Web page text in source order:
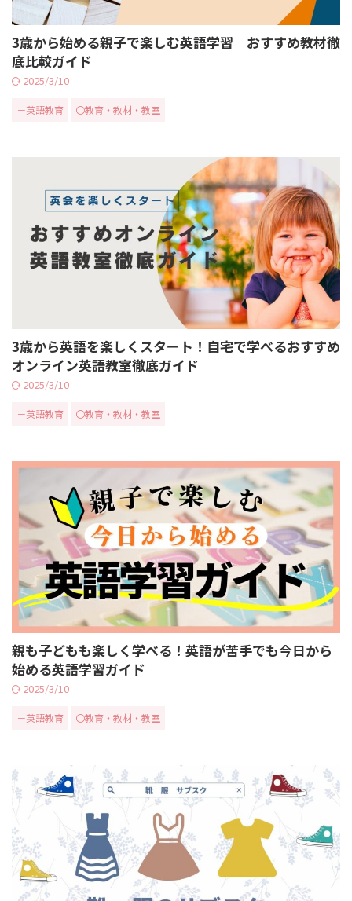
3歳から始める親子で楽しむ英語学習｜おすすめ教材徹
底比較ガイド
2025/3/10
－英語教育 〇教育・教材・教室
3歳から英語を楽しくスタート！自宅で学べるおすすめ
オンライン英語教室徹底ガイド
2025/3/10
－英語教育 〇教育・教材・教室
親も子どもも楽しく学べる！英語が苦手でも今日から
始める英語学習ガイド
2025/3/10
－英語教育 〇教育・教材・教室